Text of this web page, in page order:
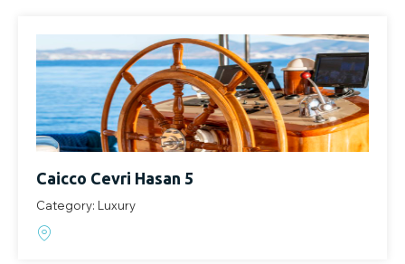
Caicco Cevri Hasan 5
Category: Luxury